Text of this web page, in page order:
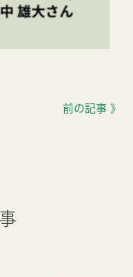
前の記事 》